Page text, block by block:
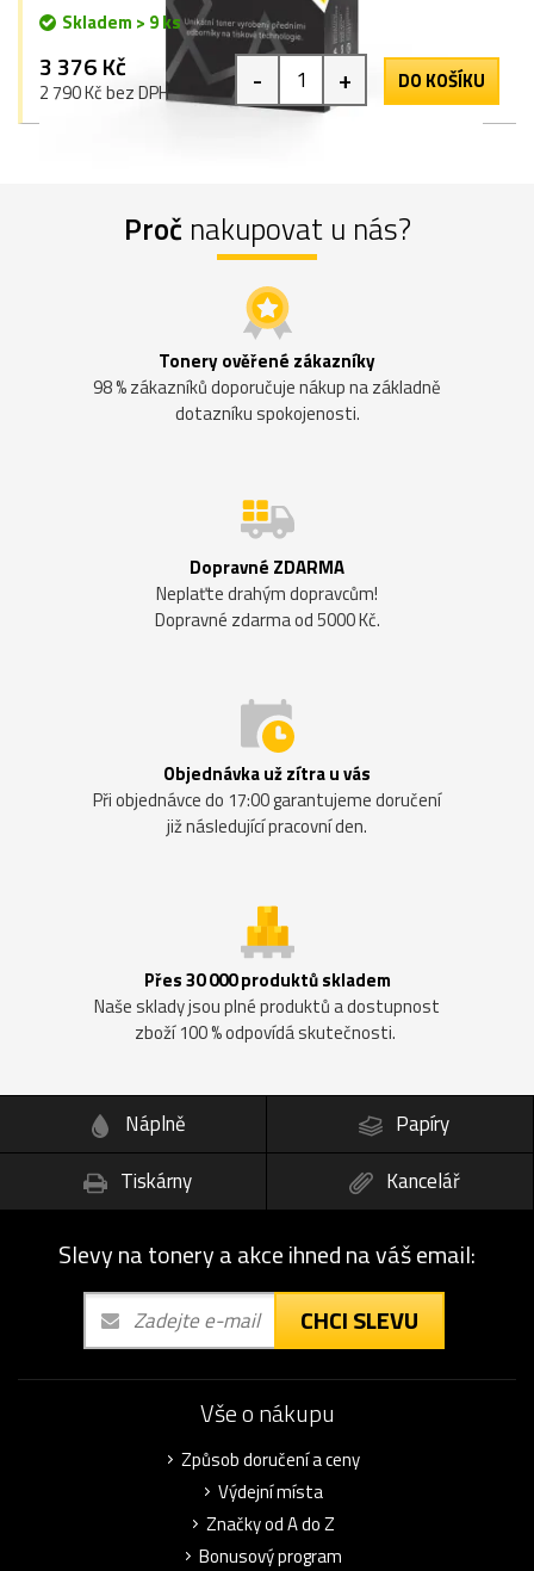
Skladem > 9 ks
3 376 Kč
2 790 Kč bez DPH - + DO KOŠÍKU
Proč nakupovat u nás?
Tonery ověřené zákazníky
98 % zákazníků doporučuje nákup na základně
dotazníku spokojenosti.
Dopravné ZDARMA
Neplaťte drahým dopravcům!
Dopravné zdarma od 5000 Kč.
Objednávka už zítra u vás
Při objednávce do 17:00 garantujeme doručení
již následující pracovní den.
Přes 30 000 produktů skladem
Naše sklady jsou plné produktů a dostupnost
zboží 100 % odpovídá skutečnosti.
Náplně
Papíry
Tiskárny
Kancelář
Slevy na tonery a akce ihned na váš email:
CHCI SLEVU
Vše o nákupu
Způsob doručení a ceny
Výdejní místa
Značky od A do Z
Bonusový program